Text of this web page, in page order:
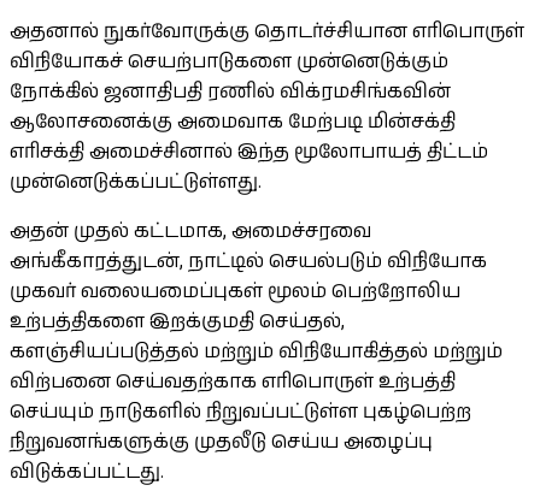
அதனால் நுகர்வோருக்கு தொடர்ச்சியான எரிபொருள்
விநியோகச் செயற்பாடுகளை முன்னெடுக்கும்
நோக்கில் ஜனாதிபதி ரணில் விக்ரமசிங்கவின்
ஆலோசனைக்கு அமைவாக மேற்படி மின்சக்தி
எரிசக்தி அமைச்சினால் இந்த மூலோபாயத் திட்டம்
முன்னெடுக்கப்பட்டுள்ளது.
அதன் முதல் கட்டமாக, அமைச்சரவை
அங்கீகாரத்துடன், நாட்டில் செயல்படும் விநியோக
முகவர் வலையமைப்புகள் மூலம் பெற்றோலிய
உற்பத்திகளை இறக்குமதி செய்தல்,
களஞ்சியப்படுத்தல் மற்றும் விநியோகித்தல் மற்றும்
விற்பனை செய்வதற்காக எரிபொருள் உற்பத்தி
செய்யும் நாடுகளில் நிறுவப்பட்டுள்ள புகழ்பெற்ற
நிறுவனங்களுக்கு முதலீடு செய்ய அழைப்பு
விடுக்கப்பட்டது.